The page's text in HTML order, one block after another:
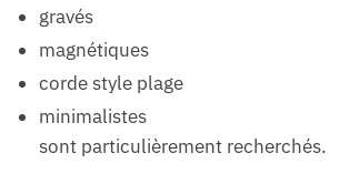
gravés
magnétiques
corde style plage
minimalistes
sont particulièrement recherchés.